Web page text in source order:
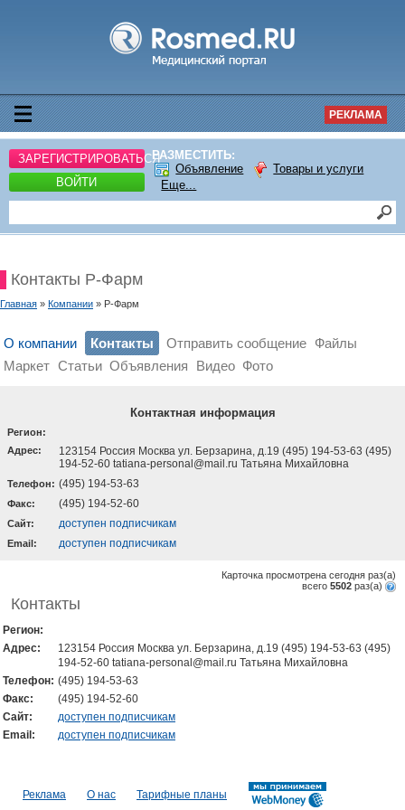
РЕКЛАМА
ЗАРЕГИСТРИРОВАТЬСЯ
ВОЙТИ
РАЗМЕСТИТЬ:
Объявление
Товары и услуги
Еще...
Контакты Р-Фарм
Главная » Компании » Р-Фарм
О компании Контакты Отправить сообщение Файлы
Маркет Статьи Объявления Видео Фото
Контактная информация
Регион:
Адрес:
123154 Россия Москва ул. Берзарина, д.19 (495) 194-53-63 (495)
194-52-60 tatiana-personal@mail.ru Татьяна Михайловна
Телефон: (495) 194-53-63
Факс: (495) 194-52-60
Cайт: доступен подписчикам
Email: доступен подписчикам
Карточка просмотрена сегодня раз(a)
всего 5502 раз(a)
Контакты
Регион:
Адрес:
123154 Россия Москва ул. Берзарина, д.19 (495) 194-53-63 (495)
194-52-60 tatiana-personal@mail.ru Татьяна Михайловна
Телефон: (495) 194-53-63
Факс:
(495) 194-52-60
Cайт:
доступен подписчикам
Email:
доступен подписчикам
Реклама О нас Тарифные планы